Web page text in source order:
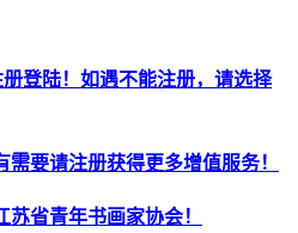
登陆！如遇不能注册，请选择
需要请注册获得更多增值服务！
省青年书画家协会！